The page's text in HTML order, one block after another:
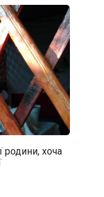
родини, хоча